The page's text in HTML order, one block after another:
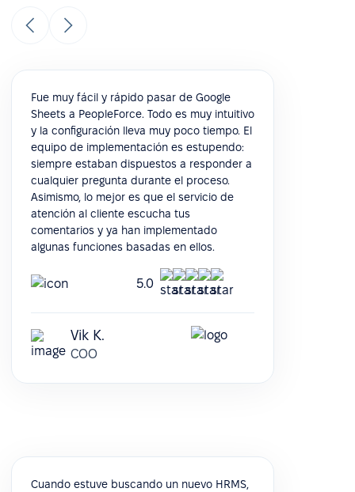
Fue muy fácil y rápido pasar de Google
Sheets a PeopleForce. Todo es muy intuitivo
y la configuración lleva muy poco tiempo. El
equipo de implementación es estupendo:
siempre estaban dispuestos a responder a
cualquier pregunta durante el proceso.
Asimismo, lo mejor es que el servicio de
atención al cliente escucha tus
comentarios y ya han implementado
algunas funciones basadas en ellos.
5.0
Vik K.
COO
Cuando estuve buscando un nuevo HRMS,